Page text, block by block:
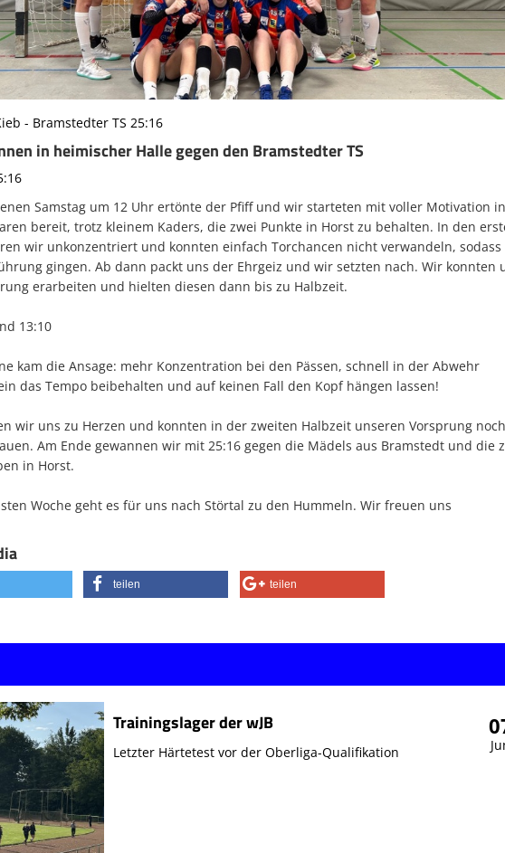
- Bramstedter TS 25:16
in heimischer Halle gegen den Bramstedter TS
Samstag um 12 Uhr ertönte der Pfiff und wir starteten mit voller Motivation
bereit, trotz kleinem Kaders, die zwei Punkte in Horst zu behalten. In den
wir unkonzentriert und konnten einfach Torchancen nicht verwandeln, sodass
gingen. Ab dann packt uns der Ehrgeiz und wir setzten nach. Wir konnten
erarbeiten und hielten diesen dann bis zu Halbzeit.
13:10
kam die Ansage: mehr Konzentration bei den Pässen, schnell in der Abwehr
das Tempo beibehalten und auf keinen Fall den Kopf hängen lassen!
wir uns zu Herzen und konnten in der zweiten Halbzeit unseren Vorsprung
Am Ende gewannen wir mit 25:16 gegen die Mädels aus Bramstedt und die
in Horst.
Woche geht es für uns nach Störtal zu den Hummeln. Wir freuen uns
teilen teilen
Trainingslager der wJB
Letzter Härtetest vor der Oberliga-Qualifikation